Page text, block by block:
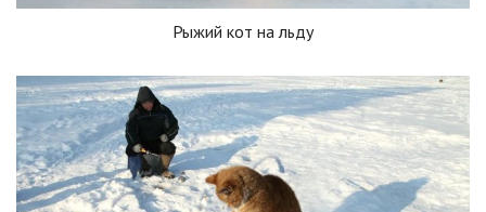
Рыжий кот на льду